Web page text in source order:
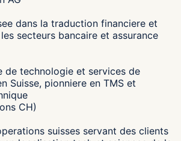
dans la traduction financiere et
secteurs bancaire et assurance
de technologie et services de
Suisse, pionniere en TMS et
CH)
suisses servant des clients